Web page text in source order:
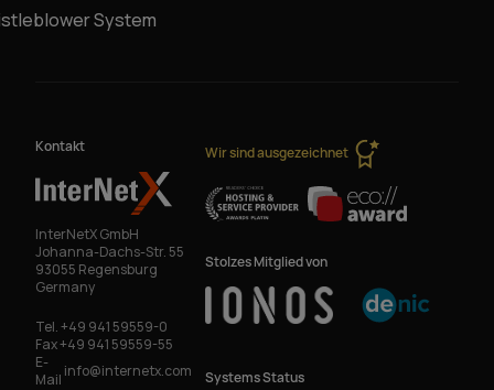
System
Kontakt
InterNetX GmbH
Johanna-Dachs-Str. 55
93055 Regensburg
Germany
Tel.+49 941 59559-0
Fax+49 941 59559-55
E-
Mail info@internetx.com
Wir sind ausgezeichnet
Stolzes Mitglied von
Systems Status